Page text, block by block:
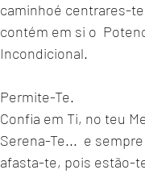
caminhoé centrares-
contém em si o
Incondicional.
Permite-Te.
Confia em Ti, no teu
Serena-Te...  e
afasta-te, pois estão-